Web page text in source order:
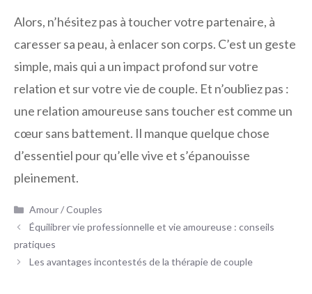
Alors, n’hésitez pas à toucher votre partenaire, à
caresser sa peau, à enlacer son corps. C’est un geste
simple, mais qui a un impact profond sur votre
relation et sur votre vie de couple. Et n’oubliez pas :
une relation amoureuse sans toucher est comme un
cœur sans battement. Il manque quelque chose
d’essentiel pour qu’elle vive et s’épanouisse
pleinement.
Catégories
Amour / Couples
Équilibrer vie professionnelle et vie amoureuse : conseils
pratiques
Les avantages incontestés de la thérapie de couple